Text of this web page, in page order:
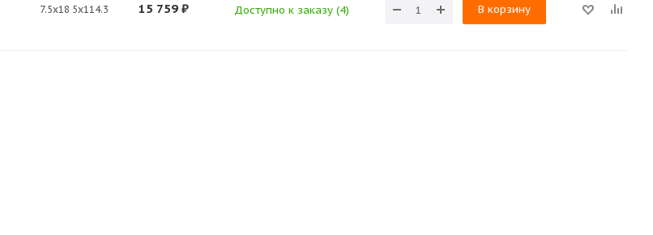
7.5x18 5x114.3 15 759 ₽ Доступно к заказу (4) В корзину